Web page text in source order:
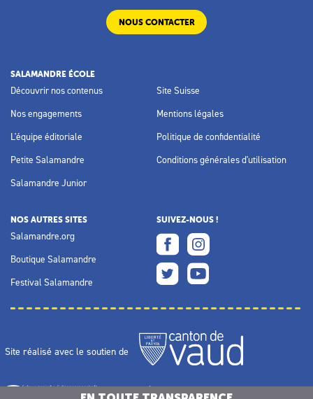
NOUS CONTACTER
SALAMANDRE ÉCOLE
Découvrir nos contenus
Nos engagements
L'équipe éditoriale
Petite Salamandre
Salamandre Junior
Site Suisse
Mentions légales
Politique de confidentialité
Conditions générales d'utilisation
NOS AUTRES SITES
Salamandre.org
Boutique Salamandre
Festival Salamandre
SUIVEZ-NOUS !
Site réalisé avec le soutien de